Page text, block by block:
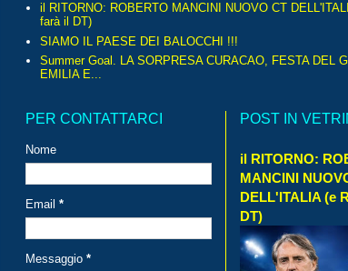
il RITORNO: ROBERTO MANCINI NUOVO CT
farà il DT)
SIAMO IL PAESE DEI BALOCCHI !!!
Summer Goal. LA SORPRESA CURACAO, FESTA DEL
EMILIA E...
PER CONTATTARCI
Nome
Email *
Messaggio *
POST IN
il RITORNO:
MANCINI
DELL'ITALIA (e
DT)